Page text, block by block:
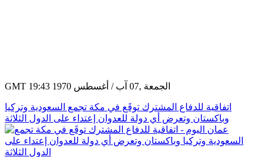
GMT 19:43 1970 الجمعة ,07 آب / أغسطس
اتفاقية للدفاع المشترك توقَع في مكة تجمع السعودية وتركيا
وباكستان وتعرض أي دولة للعدوان إعتداء على الدول الثلاثة